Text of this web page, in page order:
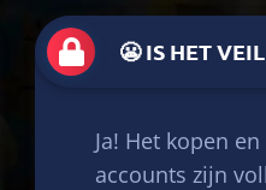
😬 IS HET
Ja! Het kopen
accounts zijn